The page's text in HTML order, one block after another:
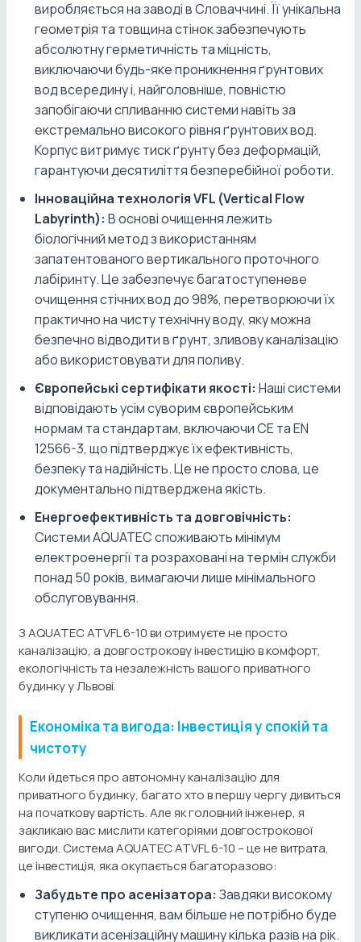
виробляється на заводі в Словаччині. Її унікальна
геометрія та товщина стінок забезпечують
абсолютну герметичність та міцність,
виключаючи будь-яке проникнення ґрунтових
вод всередину і, найголовніше, повністю
запобігаючи спливанню системи навіть за
екстремально високого рівня ґрунтових вод.
Корпус витримує тиск ґрунту без деформацій,
гарантуючи десятиліття безперебійної роботи.
Інноваційна технологія VFL (Vertical Flow
Labyrinth): В основі очищення лежить
біологічний метод з використанням
запатентованого вертикального проточного
лабіринту. Це забезпечує багатоступеневе
очищення стічних вод до 98%, перетворюючи їх
практично на чисту технічну воду, яку можна
безпечно відводити в ґрунт, зливову каналізацію
або використовувати для поливу.
Європейські сертифікати якості: Наші системи
відповідають усім суворим європейським
нормам та стандартам, включаючи CE та EN
12566-3, що підтверджує їх ефективність,
безпеку та надійність. Це не просто слова, це
документально підтверджена якість.
Енергоефективність та довговічність:
Системи AQUATEC споживають мінімум
електроенергії та розраховані на термін служби
понад 50 років, вимагаючи лише мінімального
обслуговування.
З AQUATEC ATVFL 6-10 ви отримуєте не просто
каналізацію, а довгострокову інвестицію в комфорт,
екологічність та незалежність вашого приватного
будинку у Львові.
Економіка та вигода: Інвестиція у спокій та
чистоту
Коли йдеться про автономну каналізацію для
приватного будинку, багато хто в першу чергу дивиться
на початкову вартість. Але як головний інженер, я
закликаю вас мислити категоріями довгострокової
вигоди. Система AQUATEC ATVFL 6-10 – це не витрата,
це інвестиція, яка окупається багаторазово:
Забудьте про асенізатора: Завдяки високому
ступеню очищення, вам більше не потрібно буде
викликати асенізаційну машину кілька разів на рік.